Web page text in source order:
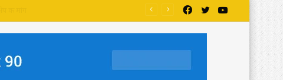
YouTube
Twitter
Facebook